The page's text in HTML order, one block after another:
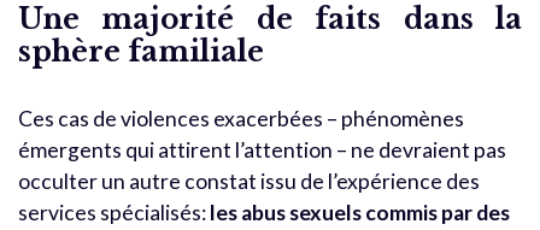
Une majorité de faits dans la
sphère familiale
Ces cas de violences exacerbées – phénomènes
émergents qui attirent l’attention – ne devraient pas
occulter un autre constat issu de l’expérience des
services spécialisés:les abus sexuels commis par des